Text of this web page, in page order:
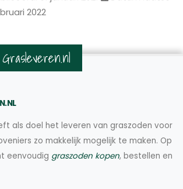
2022
als doel het leveren van graszoden voor
zo makkelijk mogelijk te maken. Op
eenvoudig graszoden kopen, bestellen en